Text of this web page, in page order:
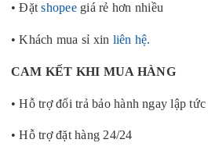
• Đặtshopeegiá rẻ hơn nhiều
• Khách mua sỉ xin liên hệ.
CAM KẾT KHI MUA HÀNG
• Hỗ trợ đổi trả bảo hành ngay lập
• Hỗ trợ đặt hàng 24/24